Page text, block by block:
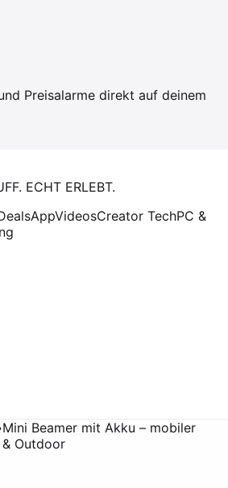
Preisalarme direkt auf deinem
ECHT ERLEBT.
AppVideosCreator TechPC &
Mini Beamer mit Akku – mobiler
Outdoor